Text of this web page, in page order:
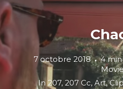
7 octobre 2018 4
In207, 207 Cc, Art,